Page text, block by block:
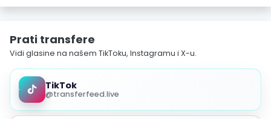
Prati transfere
Vidi glasine na našem TikToku, Instagramu i X-u.
TikTok
@transferfeed.live